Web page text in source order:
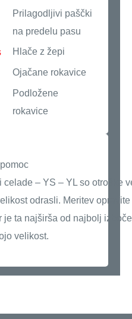
Prilagodljivi paščki
na predelu pasu
Hlače z žepi
Ojačane rokavice
Podložene
rokavice
celade – YS – YL so otroške
odrasli. Meritev
je ta najširša od najbolj
velikost.